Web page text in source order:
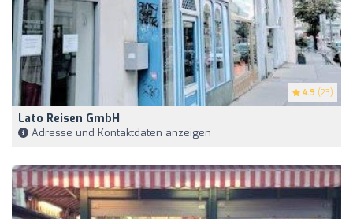
4.9 (23)
Lato Reisen GmbH
Adresse und Kontaktdaten anzeigen